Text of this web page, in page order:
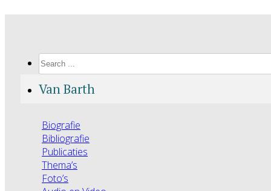
Search
Van Barth
Biografie
Bibliografie
Publicaties
Thema’s
Foto’s